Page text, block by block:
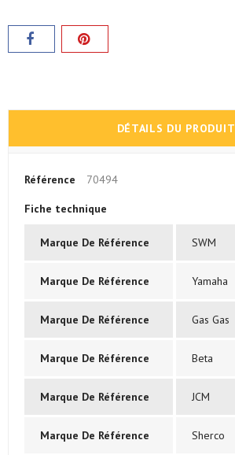
DÉTAILS DU PRODUIT
Référence 70494
Fiche technique
Marque De Référence SWM
Marque De Référence Yamaha
Marque De Référence Gas Gas
Marque De Référence Beta
Marque De Référence JCM
Marque De Référence Sherco